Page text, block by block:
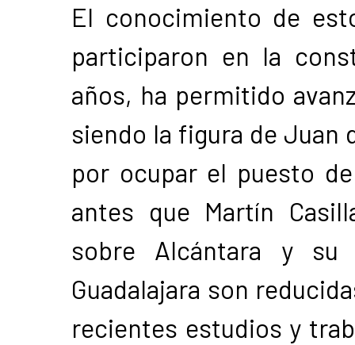
El conocimiento de
participaron en la
años, ha permitido
siendo la figura de Juan
por ocupar el puesto
antes que Martín
sobre Alcántara y
Guadalajara son
recientes estudios y